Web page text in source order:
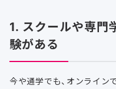
1. スクールや専門
験がある
今や通学でも、オンライン